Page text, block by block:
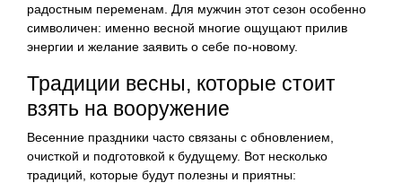
радостным переменам. Для мужчин этот сезон особенно
символичен: именно весной многие ощущают прилив
энергии и желание заявить о себе по-новому.
Традиции весны, которые стоит
взять на вооружение
Весенние праздники часто связаны с обновлением,
очисткой и подготовкой к будущему. Вот несколько
традиций, которые будут полезны и приятны: